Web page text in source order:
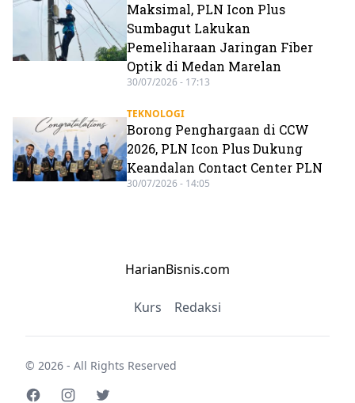
Maksimal, PLN Icon Plus
Sumbagut Lakukan
Pemeliharaan Jaringan Fiber
Optik di Medan Marelan
30/07/2026 - 17:13
TEKNOLOGI
Borong Penghargaan di CCW
2026, PLN Icon Plus Dukung
Keandalan Contact Center PLN
30/07/2026 - 14:05
HarianBisnis.com
Kurs Redaksi
© 2026 - All Rights Reserved